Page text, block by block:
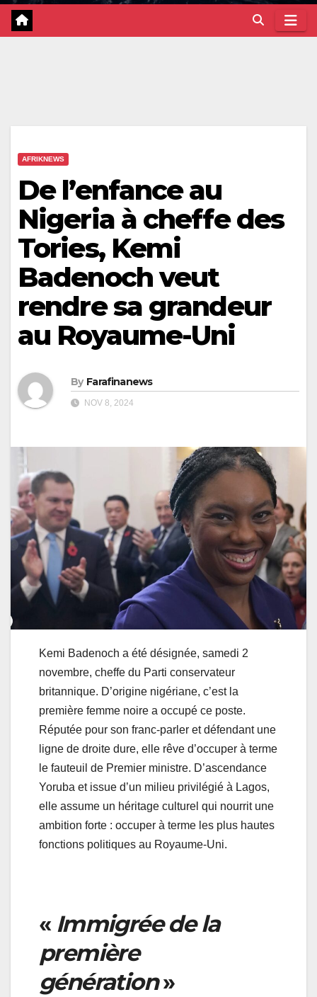
AFRIKNEWS
De l’enfance au
Nigeria à cheffe des
Tories, Kemi
Badenoch veut
rendre sa grandeur
au Royaume-Uni
By Farafinanews
NOV 8, 2024
Kemi Badenoch a été désignée, samedi 2
novembre, cheffe du Parti conservateur
britannique. D’origine nigériane, c’est la
première femme noire a occupé ce poste.
Réputée pour son franc-parler et défendant une
ligne de droite dure, elle rêve d’occuper à terme
le fauteuil de Premier ministre. D’ascendance
Yoruba et issue d’un milieu privilégié à Lagos,
elle assume un héritage culturel qui nourrit une
ambition forte : occuper à terme les plus hautes
fonctions politiques au Royaume-Uni.
« Immigrée de la
première
génération»